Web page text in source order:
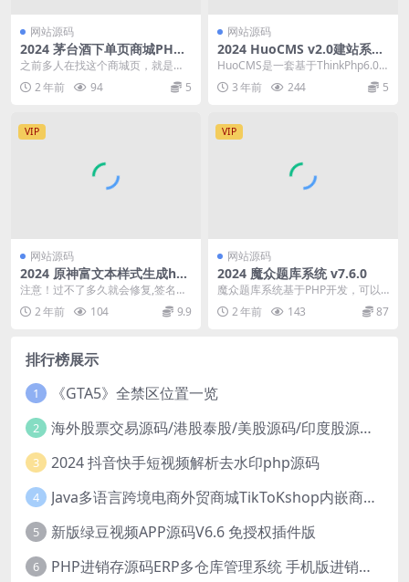
网站源码
2024 茅台酒下单页商城PHP
源码
之前多人在找这个商城页，就是打
开就是商品和下单的这种，一直都
没找到，这次找到了。...
2 年前 94 5
网站源码
2024 HuoCMS v2.0建站系统
源码 商用版
HuoCMS是一套基于ThinkPhp6.0+
Vue 开发的一套HuoCMS建站...
3 年前 244 5
VIP
网站源码
2024 原神富文本样式生成ht
ml源码
注意！过不了多久就会修复,签名概
率会重置,建议聊天恶搞
2 年前 104 9.9
VIP
网站源码
2024 魔众题库系统 v7.6.0
魔众题库系统基于PHP开发，可以
用于题库管理和试卷生成软件，拥
有极简界面和强大的...
2 年前 143 87
排行榜展示
1 《GTA5》全禁区位置一览
2 海外股票交易源码/港股泰股/美股源码/印度股源码/马拉西亚股票源码/国际股票配资
3 2024 抖音快手短视频解析去水印php源码
4 Java多语言跨境电商外贸商城TikToKshop内嵌商城I商家入驻I一键铺
5 新版绿豆视频APP源码V6.6 免授权插件版
6 PHP进销存源码ERP多仓库管理系统 手机版进销存 php网络版进销存小程序